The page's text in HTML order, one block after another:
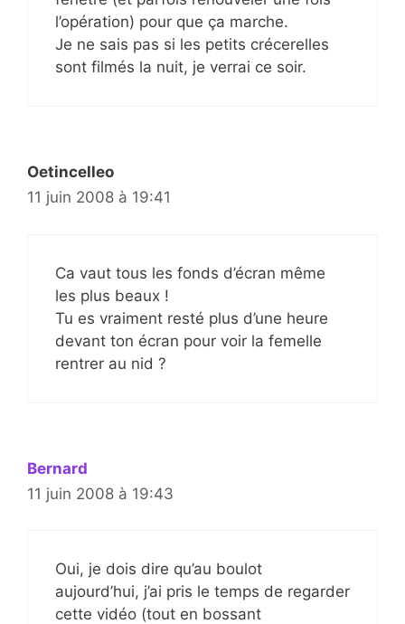
l’opération) pour que ça marche.
Je ne sais pas si les petits crécerelles
sont filmés la nuit, je verrai ce soir.
Oetincelleo
11 juin 2008 à 19:41
Ca vaut tous les fonds d’écran même
les plus beaux !
Tu es vraiment resté plus d’une heure
devant ton écran pour voir la femelle
rentrer au nid ?
Bernard
11 juin 2008 à 19:43
Oui, je dois dire qu’au boulot
aujourd’hui, j’ai pris le temps de regarder
cette vidéo (tout en bossant